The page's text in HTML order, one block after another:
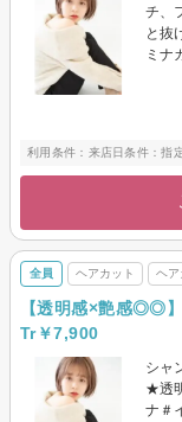
チ、
と抜
ミナ
利用条件：来店日条件：指
全員 ヘアカット ヘア
【透明感×艶感◎◎
Tr￥7,900
シャ
★透
ナ＃